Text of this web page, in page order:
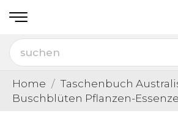
Home
Taschenbuch
Buschblüten Pflanzen-